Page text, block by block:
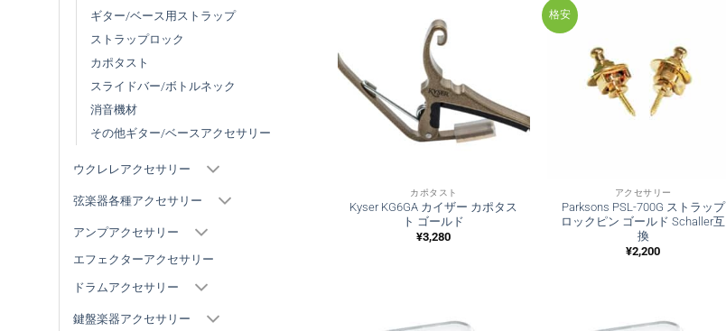
ギター/ベース用ストラップ
ストラップロック
カポタスト
スライドバー/ボトルネック
消音機材
その他ギター/ベースアクセサリー
ウクレレアクセサリー
弦楽器各種アクセサリー
アンプアクセサリー
エフェクターアクセサリー
ドラムアクセサリー
鍵盤楽器アクセサリー
カポタスト
Kyser KG6GA カイザー カポタス
ト ゴールド
¥3,280
格安
アクセサリー
Parksons PSL-700G ストラップ
ロックピン ゴールド Schaller互
換
¥2,200